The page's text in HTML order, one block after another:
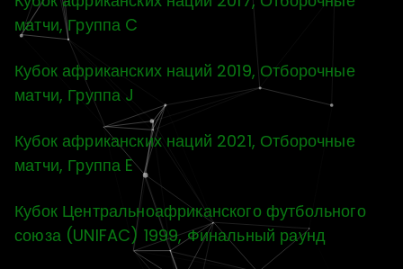
матчи, Группа C
Кубок африканских наций 2019, Отборочные
матчи, Группа J
Кубок африканских наций 2021, Отборочные
матчи, Группа E
Кубок Центральноафриканского футбольного
союза (UNIFAC) 1999, Финальный раунд